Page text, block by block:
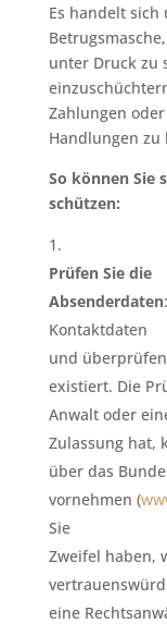
Es handelt sich
unter Druck zu
Zahlungen
Handlungen zu
So können Sie
schützen:
Prüfen Sie die
Absenderdaten
Kontaktdaten
und
existiert. Die
Anwalt oder
Zulassung hat,
über das
vornehmen (
Sie
Zweifel haben,
eine